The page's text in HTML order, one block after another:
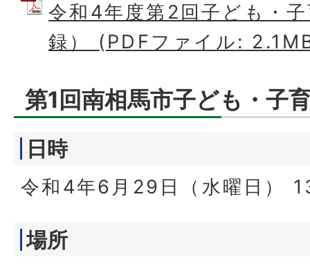
令和4年度第2回子ども・
録） (PDFファイル:
第1回南相馬市子ども・子
日時
令和4年6月29日（水曜日）
場所